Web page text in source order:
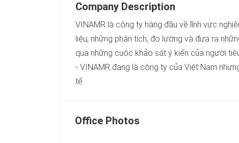
Company Description
VINAMR là công ty hàng đầu về lĩnh vực
liệu, những phân tích, đo lường và đưa ra
qua những cuộc khảo sát ý kiến của người
- VINAMR đang là công ty của Việt Nam
tế.
Office Photos